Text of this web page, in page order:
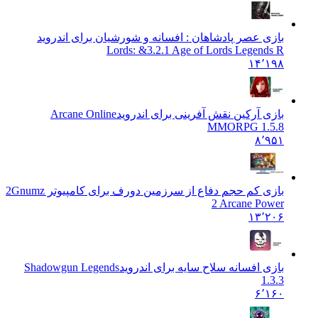
بازی عصر پادشاهان : افسانه و شورشیان برای اندروید
Lords: &3.2.1 Age of Lords Legends R
۱۴٬۱۹۸
بازی آرکین نقش آفرینی برای اندروید Arcane Online
MMORPG 1.5.8
بازی کم حجم دفاع از سرزمین دورف برای کامپیوتر 2Gnumz
2 Arcane Power
۱۳٬۲۰۶
بازی افسانه سلاح سایه برای اندروید Shadowgun Legends